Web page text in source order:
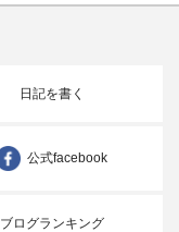
日記を書く
公式facebook
ブログランキング